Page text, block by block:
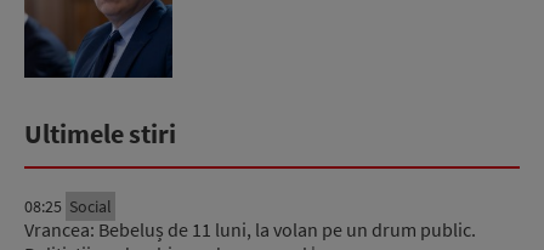
Ultimele stiri
08:25 Social
Vrancea: Bebeluș de 11 luni, la volan pe un drum public.